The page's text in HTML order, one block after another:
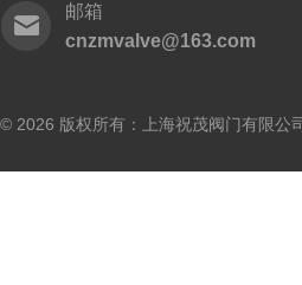
邮箱
cnzmvalve@163.com
© 2026 版权所有：上海祝茂阀门有限公